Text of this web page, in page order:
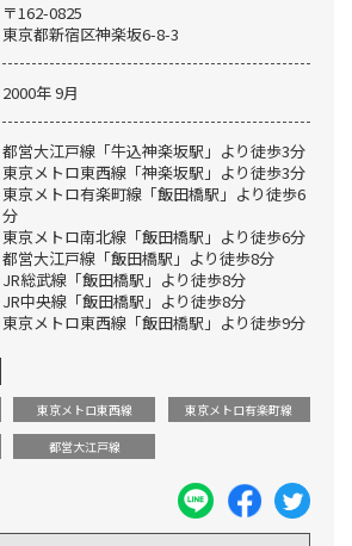
〒162-0825
東京都新宿区神楽坂6-8-3
2000年 9月
都営大江戸線「牛込神楽坂駅」より徒歩3分
東京メトロ東西線「神楽坂駅」より徒歩3分
東京メトロ有楽町線「飯田橋駅」より徒歩6
分
東京メトロ南北線「飯田橋駅」より徒歩6分
都営大江戸線「飯田橋駅」より徒歩8分
JR総武線「飯田橋駅」より徒歩8分
JR中央線「飯田橋駅」より徒歩8分
東京メトロ東西線「飯田橋駅」より徒歩9分
東京メトロ東西線 東京メトロ有楽町線
都営大江戸線